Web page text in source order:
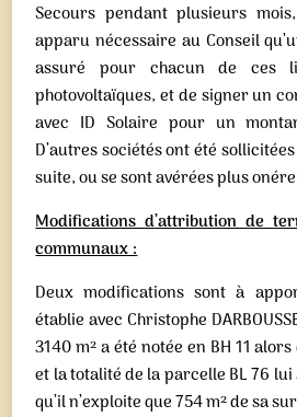
Secours pendant plusieurs
apparu nécessaire au Conseil
assuré pour chacun de ces
photovoltaïques, et de signer un
avec ID Solaire pour un
D’autres sociétés ont été
suite, ou se sont avérées plus
Modifications d’attribution de
communaux :
Deux modifications sont à
établie avec Christophe
3140 m² a été notée en BH 11 alors
et la totalité de la parcelle BL 76
qu’il n’exploite que 754 m² de sa